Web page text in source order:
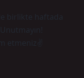
birlikte haftada
etmeniz✌️